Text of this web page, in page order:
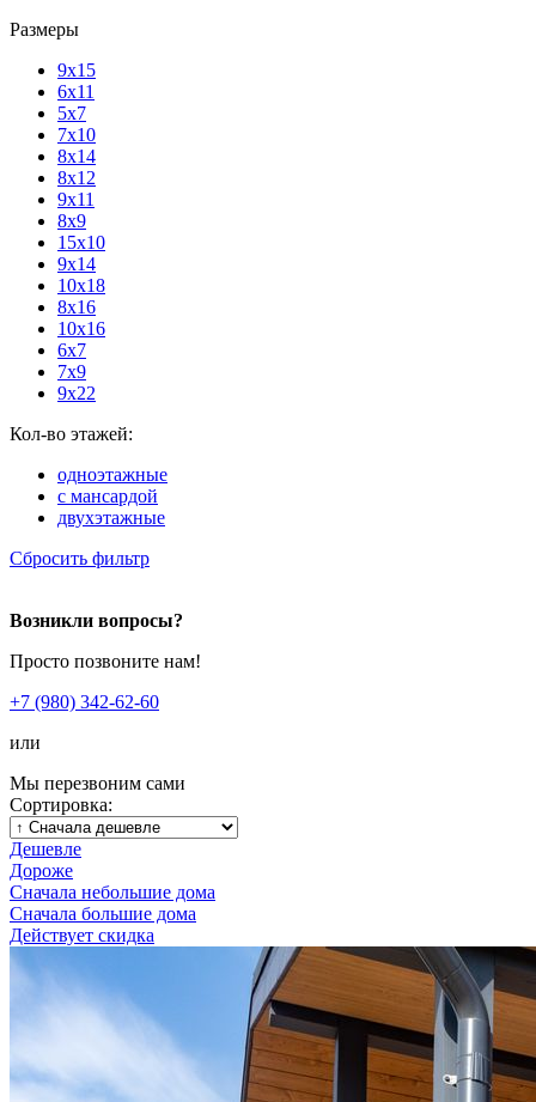
Размеры
9х15
6х11
5х7
7х10
8х14
8х12
9х11
8х9
15х10
9х14
10х18
8х16
10х16
6х7
7х9
9х22
Кол-во этажей:
одноэтажные
с мансардой
двухэтажные
Сбросить фильтр
Возникли вопросы?
Просто позвоните нам!
+7 (980) 342-62-60
или
Мы перезвоним сами
Сортировка:
Дешевле
Дороже
Сначала небольшие дома
Сначала большие дома
Действует скидка